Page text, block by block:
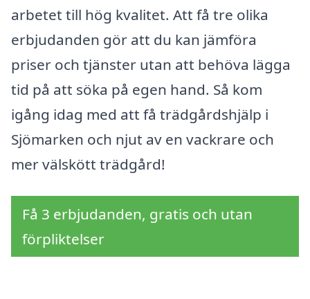
arbetet till hög kvalitet. Att få tre olika
erbjudanden gör att du kan jämföra
priser och tjänster utan att behöva lägga
tid på att söka på egen hand. Så kom
igång idag med att få trädgårdshjälp i
Sjömarken och njut av en vackrare och
mer välskött trädgård!
Få 3 erbjudanden, gratis och utan
förpliktelser